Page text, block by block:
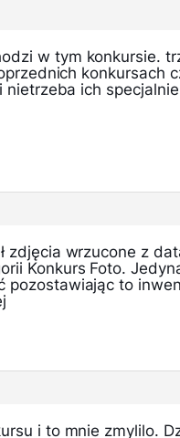
w tym konkursie.
konkursach
ich
zdjęcia wrzucone z
Konkurs Foto.
pozostawiając to
i to mnie zmylilo.